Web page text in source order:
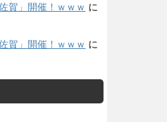
賀」開催！ｗｗｗ に
賀」開催！ｗｗｗ に